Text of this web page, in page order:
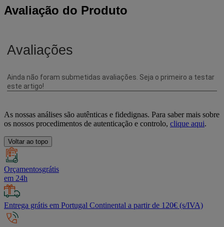
Avaliação do Produto
As nossas análises são autênticas e fidedignas. Para saber mais sobre
os nossos procedimentos de autenticação e controlo, clique aqui.
Voltar ao topo
Orçamentosgrátis
em 24h
Entrega grátis em Portugal Continental a partir de 120€ (s/IVA)